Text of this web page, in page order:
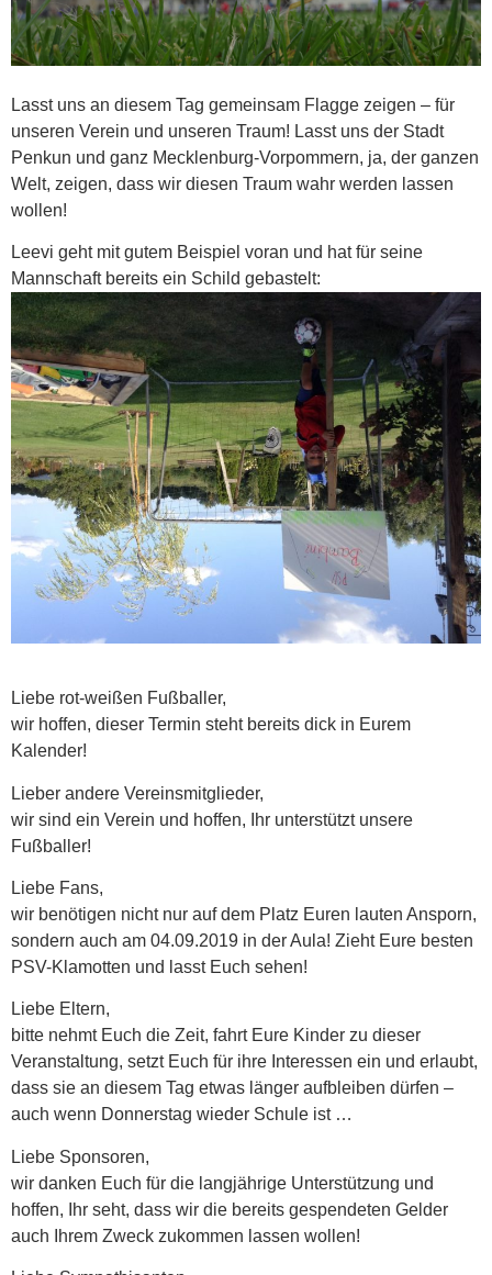
Lasst uns an diesem Tag gemeinsam Flagge zeigen – für
unseren Verein und unseren Traum! Lasst uns der Stadt
Penkun und ganz Mecklenburg-Vorpommern, ja, der ganzen
Welt, zeigen, dass wir diesen Traum wahr werden lassen
wollen!
Leevi geht mit gutem Beispiel voran und hat für seine
Mannschaft bereits ein Schild gebastelt:
Liebe rot-weißen Fußballer,
wir hoffen, dieser Termin steht bereits dick in Eurem
Kalender!
Lieber andere Vereinsmitglieder,
wir sind ein Verein und hoffen, Ihr unterstützt unsere
Fußballer!
Liebe Fans,
wir benötigen nicht nur auf dem Platz Euren lauten Ansporn,
sondern auch am 04.09.2019 in der Aula! Zieht Eure besten
PSV-Klamotten und lasst Euch sehen!
Liebe Eltern,
bitte nehmt Euch die Zeit, fahrt Eure Kinder zu dieser
Veranstaltung, setzt Euch für ihre Interessen ein und erlaubt,
dass sie an diesem Tag etwas länger aufbleiben dürfen –
auch wenn Donnerstag wieder Schule ist …
Liebe Sponsoren,
wir danken Euch für die langjährige Unterstützung und
hoffen, Ihr seht, dass wir die bereits gespendeten Gelder
auch Ihrem Zweck zukommen lassen wollen!